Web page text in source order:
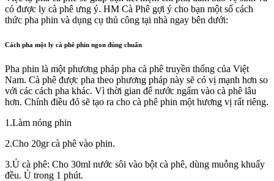
có được ly cà phê ưng ý. HM Cà Phê gợi ý cho bạn một số cách
thức pha phin và dụng cụ thủ công tại nhà ngay bên dưới:
Cách pha một ly cà phê phin ngon đúng chuẩn
Pha phin là một phương pháp pha cà phê truyền thống của Việt
Nam. Cà phê được pha theo phương pháp này sẽ có vị mạnh hơn so
với các cách pha khác. Vì thời gian để nước ngấm vào cà phê lâu
hơn. Chính điều đó sẽ tạo ra cho cà phê phin một hương vị rất riêng.
1.Làm nóng phin
2.Cho 20gr cà phê vào phin.
3.Ủ cà phê: Cho 30ml nước sôi vào bột cà phê, dùng muỗng khuấy
đều. Ủ trong 1 phút.